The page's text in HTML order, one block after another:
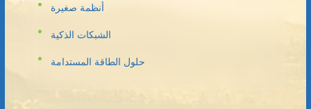
أنظمة صغيرة
الشبكات الذكية
حلول الطاقة المستدامة